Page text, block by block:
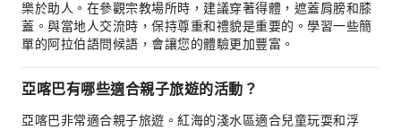
樂於助人。在參觀宗教場所時，建議穿著得體，遮蓋肩膀和膝
蓋。與當地人交流時，保持尊重和禮貌是重要的。學習一些簡
單的阿拉伯語問候語，會讓您的體驗更加豐富。
亞喀巴有哪些適合親子旅遊的活動？
亞喀巴非常適合親子旅遊。紅海的淺水區適合兒童玩耍和浮